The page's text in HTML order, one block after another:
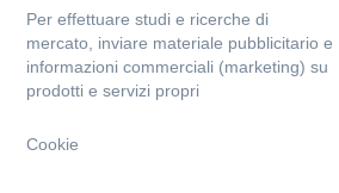
Per effettuare studi e ricerche di
mercato, inviare materiale pubblicitario e
informazioni commerciali (marketing) su
prodotti e servizi propri
Cookie